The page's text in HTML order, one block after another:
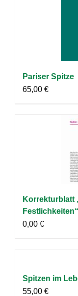
Pariser Spitze
65,00 €
Korrekturblatt
0,00 €
Spitzen im
55,00 €